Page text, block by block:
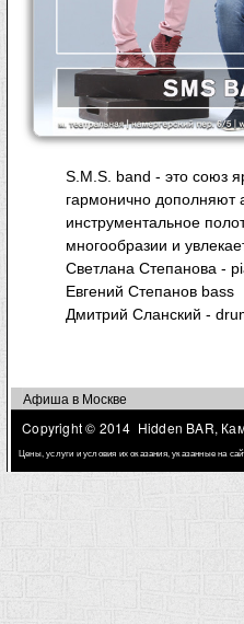
S.M.S. band - это союз
гармонично дополняют
инструментальное
многообразии и
Светлана Степанова -
Евгений Степанов bass
Дмитрий Сланский -
Афиша в Москве
Copyright © 2014 Hidden BAR,
Цены, услуги и условия их оказания, указанные на